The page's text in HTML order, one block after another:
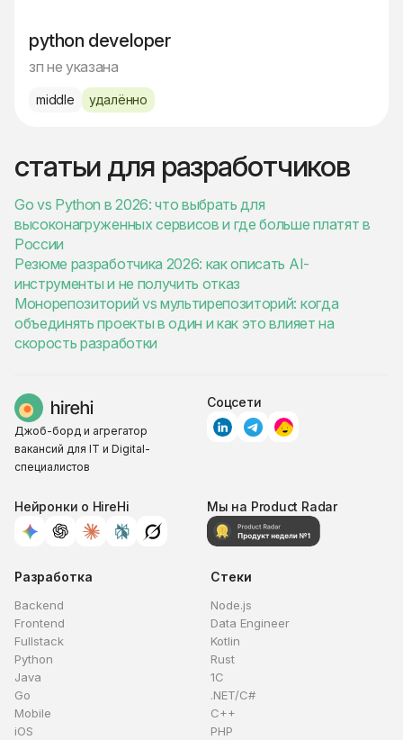
python developer
зп не указана
middle удалённо
статьи для разработчиков
Go vs Python в 2026: что выбрать для
высоконагруженных сервисов и где больше платят в
России
Резюме разработчика 2026: как описать AI-
инструменты и не получить отказ
Монорепозиторий vs мультирепозиторий: когда
объединять проекты в один и как это влияет на
скорость разработки
Джоб-борд и агрегатор
вакансий для IT и Digital-
специалистов
Соцсети
Нейронки о HireHi Мы на Product Radar
Разработка
Backend
Frontend
Fullstack
Python
Java
Go
Mobile
iOS
Стеки
Node.js
Data Engineer
Kotlin
Rust
1C
.NET/C#
C++
PHP